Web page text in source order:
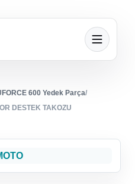
600 Yedek Parça/
DESTEK TAKOZU